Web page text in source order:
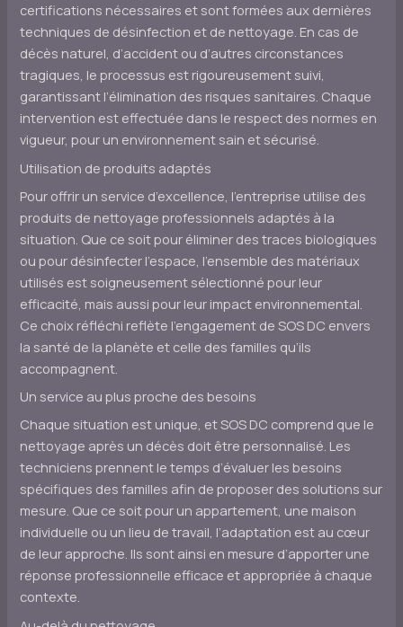
certifications nécessaires et sont formées aux dernières
techniques de désinfection et de nettoyage. En cas de
décès naturel, d’accident ou d’autres circonstances
tragiques, le processus est rigoureusement suivi,
garantissant l’élimination des risques sanitaires. Chaque
intervention est effectuée dans le respect des normes en
vigueur, pour un environnement sain et sécurisé.
Utilisation de produits adaptés
Pour offrir un service d’excellence, l’entreprise utilise des
produits de nettoyage professionnels adaptés à la
situation. Que ce soit pour éliminer des traces biologiques
ou pour désinfecter l’espace, l’ensemble des matériaux
utilisés est soigneusement sélectionné pour leur
efficacité, mais aussi pour leur impact environnemental.
Ce choix réfléchi reflète l’engagement de SOS DC envers
la santé de la planète et celle des familles qu’ils
accompagnent.
Un service au plus proche des besoins
Chaque situation est unique, et SOS DC comprend que le
nettoyage après un décès doit être personnalisé. Les
techniciens prennent le temps d’évaluer les besoins
spécifiques des familles afin de proposer des solutions sur
mesure. Que ce soit pour un appartement, une maison
individuelle ou un lieu de travail, l’adaptation est au cœur
de leur approche. Ils sont ainsi en mesure d’apporter une
réponse professionnelle efficace et appropriée à chaque
contexte.